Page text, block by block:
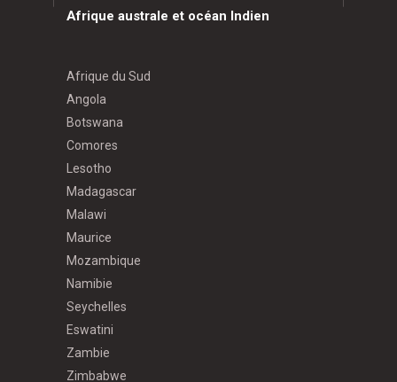
Afrique australe et océan Indien
Afrique du Sud
Angola
Botswana
Comores
Lesotho
Madagascar
Malawi
Maurice
Mozambique
Namibie
Seychelles
Eswatini
Zambie
Zimbabwe